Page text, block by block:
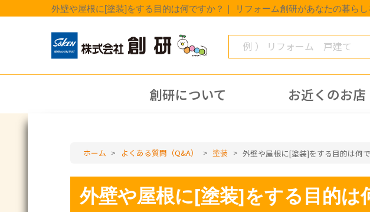
外壁や屋根に[塗装]をする目的は何ですか？｜ リフォーム創研があなたの暮らし
創研について お近くのお店
ホーム > よくある質問（Q&A） > 塗装 > 外壁や屋根に[塗装]をする目的は何
外壁や屋根に[塗装]をする目的は